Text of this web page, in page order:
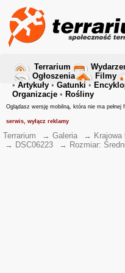
Terrarium
Ogłoszenia
Filmy
• Artykuły • Gatunki •
Organizacje • Rośliny
Oglądasz wersję mobilną, która nie ma pełnej
serwis, wyłącz reklamy
Terrarium → Galeria →
→ DSC06223 → Rozmiar: Średni